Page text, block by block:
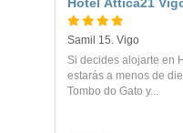
Samil 15. Vigo
Si decides alojarte en
estarás a menos de
Tombo do Gato y...